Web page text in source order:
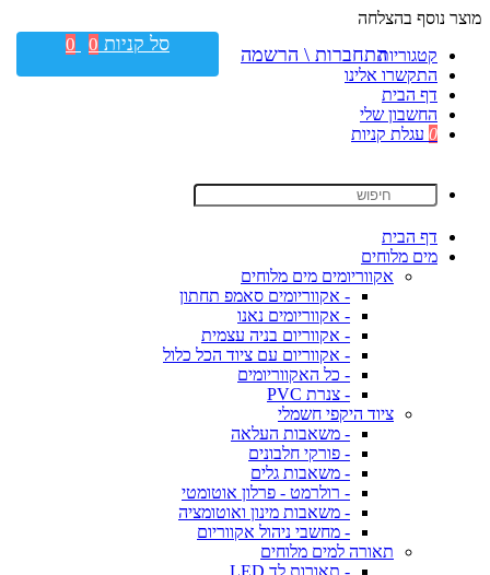
מוצר נוסף בהצלחה
קטגוריות
התקשרו אלינו
דף הבית
החשבון שלי
0 עגלת קניות
דף הבית
מים מלוחים
אקווריומים מים מלוחים
- אקווריומים סאמפ תחתון
- אקווריומים נאנו
- אקווריום בניה עצמית
- אקווריום עם ציוד הכל כלול
- כל האקווריומים
- צנרת PVC
ציוד היקפי חשמלי
- משאבות העלאה
- פורקי חלבונים
- משאבות גלים
- רולרמט - פרלון אוטומטי
- משאבות מינון ואוטומציה
- מחשבי ניהול אקווריום
תאורה למים מלוחים
- תאורות לד LED
התחברות \ הרשמה סל קניות 0
0